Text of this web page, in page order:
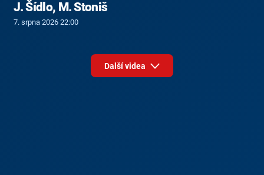
J. Šídlo, M. Stoniš
7. srpna 2026 22:00
Další videa